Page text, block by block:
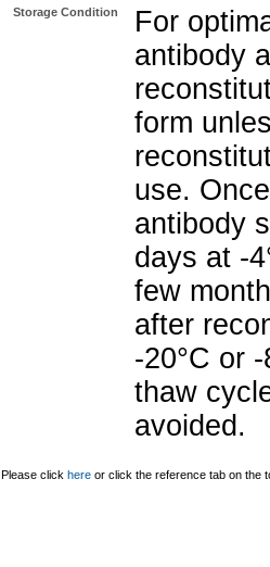
Storage Condition
For
antibody
form
use.
antibody
days at -
few
after
-20°C or
thaw
avoided.
Please click here or click the reference tab on the